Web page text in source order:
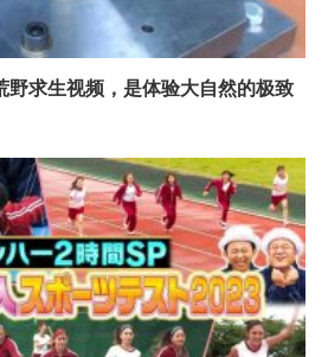
野求生视频，是体验大自然的极致